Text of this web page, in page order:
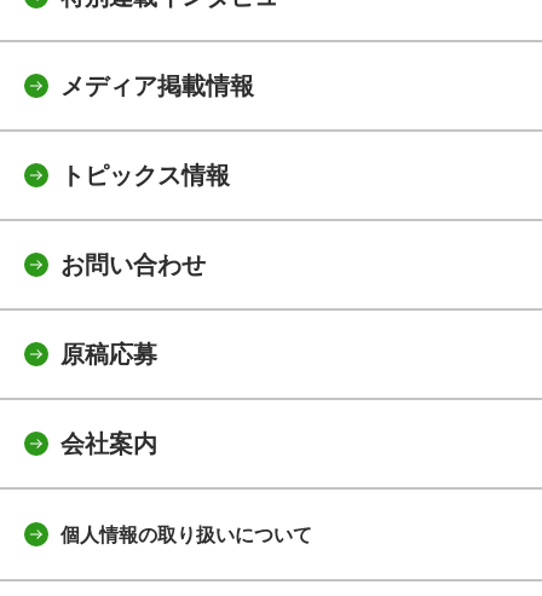
メディア掲載情報
トピックス情報
お問い合わせ
原稿応募
会社案内
個人情報の取り扱いについて